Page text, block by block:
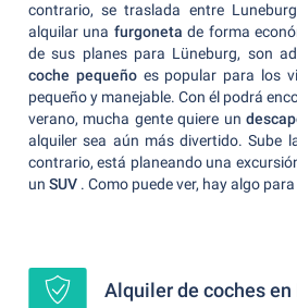
contrario, se traslada entre
alquilar una furgoneta de forma
de sus planes para Lüneburg, son
coche pequeño es popular para los
pequeño y manejable. Con él podrá
verano, mucha gente quiere un
alquiler sea aún más divertido. Sube
contrario, está planeando una
un SUV . Como puede ver, hay algo
Alquiler de coches